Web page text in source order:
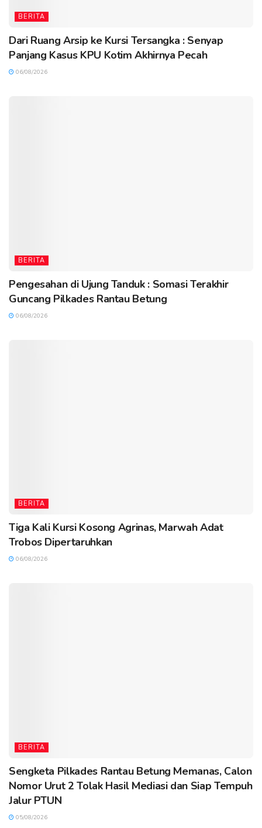
BERITA
Dari Ruang Arsip ke Kursi Tersangka : Senyap
Panjang Kasus KPU Kotim Akhirnya Pecah
06/08/2026
BERITA
Pengesahan di Ujung Tanduk : Somasi Terakhir
Guncang Pilkades Rantau Betung
06/08/2026
BERITA
Tiga Kali Kursi Kosong Agrinas, Marwah Adat
Trobos Dipertaruhkan
06/08/2026
BERITA
Sengketa Pilkades Rantau Betung Memanas, Calon
Nomor Urut 2 Tolak Hasil Mediasi dan Siap Tempuh
Jalur PTUN
05/08/2026